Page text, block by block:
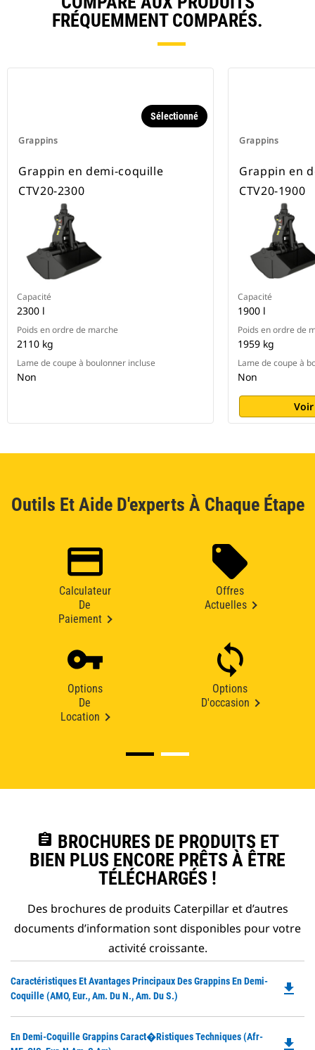
FRÉQUEMMENT COMPARÉS.
Grappins
Sélectionné
Grappin en demi-coquille
CTV20-2300
Capacité
2300 l
Poids en ordre de marche
2110 kg
Lame de coupe à boulonner incluse
Non
Grappins
Grappin en
CTV20-1900
Capacité
1900 l
Poids en ordre de
1959 kg
Lame de coupe à
Non
Outils Et Aide D'experts À Chaque Étape
Calculateur
De
Paiement
Offres
Actuelles
Options
De
Location
Options
D'occasion
assignment BROCHURES DE PRODUITS ET
BIEN PLUS ENCORE PRÊTS À ÊTRE
TÉLÉCHARGÉS !
Des brochures de produits Caterpillar et d’autres
documents d’information sont disponibles pour votre
activité croissante.
Caractéristiques Et Avantages Principaux Des Grappins En Demi-
Coquille (AMO, Eur., Am. Du N., Am. Du S.)
file_download
En Demi-Coquille Grappins Caract�ristiques Techniques (Afr-
file_download